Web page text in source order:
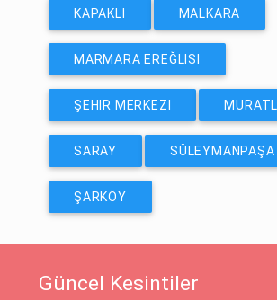
KAPAKLI MALKARA
MARMARA EREĞLISI
ŞEHIR MERKEZI MURATLI
SARAY SÜLEYMANPAŞA
ŞARKÖY
Güncel Kesintiler